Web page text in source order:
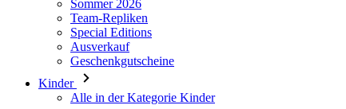
Kinder
Alle in der Kategorie Kinder
Radsport
Alle in der Kategorie Radsport
Trikots Langarm